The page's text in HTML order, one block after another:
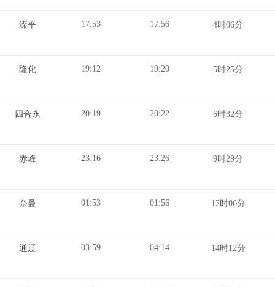
滦平 17:53 17:56 4时06分
隆化 19:12 19:20 5时25分
四合永 20:19 20:22 6时32分
赤峰 23:16 23:26 9时29分
奈曼 01:53 01:56 12时06分
通辽 03:59 04:14 14时12分